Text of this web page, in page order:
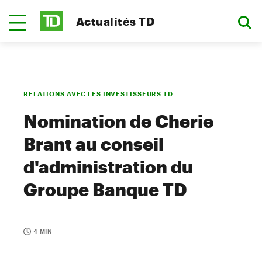
Actualités TD
RELATIONS AVEC LES INVESTISSEURS TD
Nomination de Cherie
Brant au conseil
d'administration du
Groupe Banque TD
4 MIN